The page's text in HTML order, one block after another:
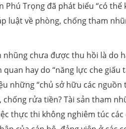
Trọng đã phát biểu “có
luật về phòng, chống tham
chưa được thu hồi là do
hay do “năng lực che giấu
những “chủ sở hữu các
rửa tiền? Tài sản tham
thực thi không nghiêm túc